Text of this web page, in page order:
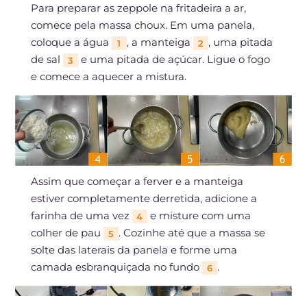
Para preparar as zeppole na fritadeira a ar,
comece pela massa choux. Em uma panela,
coloque a água
1 , a manteiga 2 , uma pitada
de sal
3
e uma pitada de açúcar. Ligue o fogo
e comece a aquecer a mistura.
Assim que começar a ferver e a manteiga
estiver completamente derretida, adicione a
farinha de uma vez
4
e misture com uma
colher de pau
5 . Cozinhe até que a massa se
solte das laterais da panela e forme uma
camada esbranquiçada no fundo
6 .